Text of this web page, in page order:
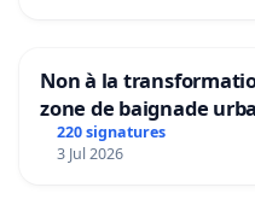
Non à la
zone de baignade
220 signatures
3 Jul 2026